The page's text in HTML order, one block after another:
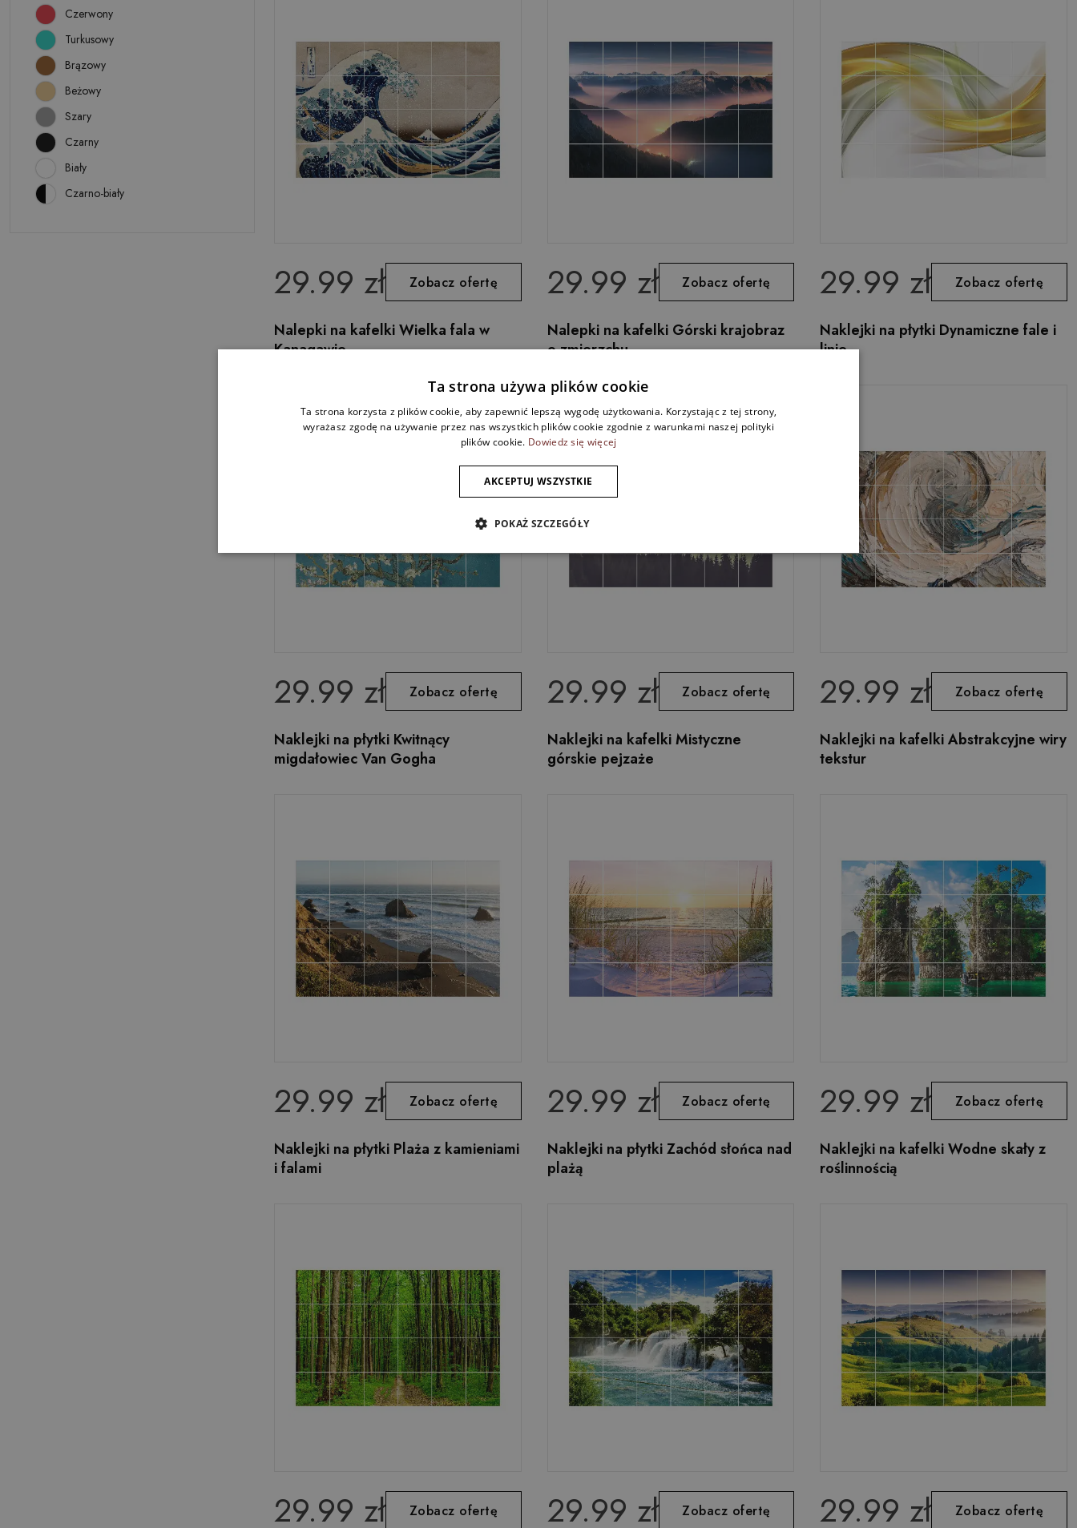
Czerwony
Turkusowy
Brązowy
Beżowy
Szary
Czarny
Biały
Czarno-biały
29.99 zł Zobacz ofertę
Nalepki na kafelki Wielka fala w
Kanagawie
29.99 zł Zobacz ofertę
Nalepki na kafelki Górski krajobraz
o zmierzchu
29.99 zł Zobacz ofertę
Naklejki na płytki Dynamiczne fale i
linie
29.99 zł Zobacz ofertę
Naklejki na płytki Kwitnący
migdałowiec Van Gogha
29.99 zł Zobacz ofertę
Naklejki na kafelki Mistyczne
górskie pejzaże
29.99 zł Zobacz ofertę
Naklejki na kafelki Abstrakcyjne wiry
tekstur
29.99 zł Zobacz ofertę
Naklejki na płytki Plaża z kamieniami
i falami
29.99 zł Zobacz ofertę
Naklejki na płytki Zachód słońca nad
plażą
29.99 zł Zobacz ofertę
Naklejki na kafelki Wodne skały z
roślinnością
29.99 zł Zobacz ofertę 29.99 zł Zobacz ofertę 29.99 zł Zobacz ofertę
Ta strona używa plików cookie
Ta strona korzysta z plików cookie, aby zapewnić lepszą wygodę użytkowania. Korzystając z tej strony,
wyrażasz zgodę na używanie przez nas wszystkich plików cookie zgodnie z warunkami naszej polityki
plików cookie. Dowiedz się więcej
AKCEPTUJ WSZYSTKIE
POKAŻ SZCZEGÓŁY